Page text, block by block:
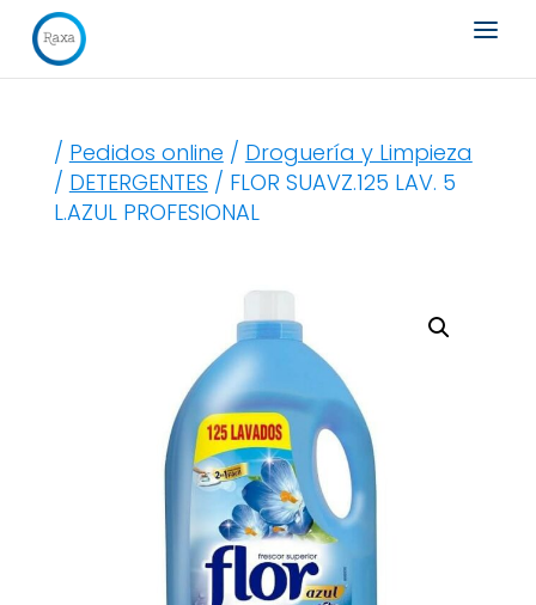
Búsqueda
de
productos
/ Pedidos online / Droguería y Limpieza
/ DETERGENTES / FLOR SUAVZ.125 LAV. 5
L.AZUL PROFESIONAL